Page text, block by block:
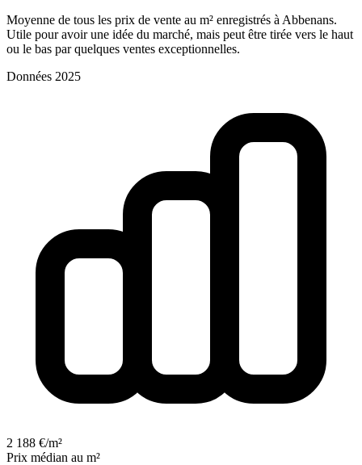
Moyenne de tous les prix de vente au m² enregistrés à Abbenans.
Utile pour avoir une idée du marché, mais peut être tirée vers le haut
ou le bas par quelques ventes exceptionnelles.
Données 2025
2 188 €/m²
Prix médian au m²